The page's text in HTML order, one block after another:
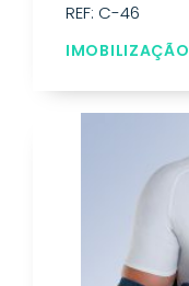
REF: C-46
IMOBILIZAÇÃO